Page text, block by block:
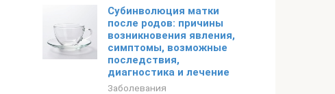
Субинволюция матки
после родов: причины
возникновения явления,
симптомы, возможные
последствия,
диагностика и лечение
Заболевания